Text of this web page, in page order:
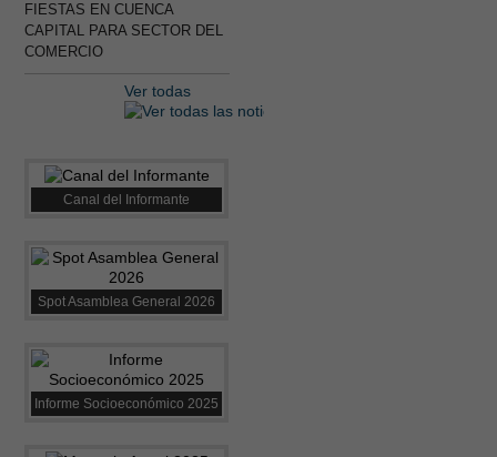
FIESTAS EN CUENCA
CAPITAL PARA SECTOR DEL
COMERCIO
Ver todas
Canal del Informante
Spot Asamblea General 2026
Informe Socioeconómico 2025